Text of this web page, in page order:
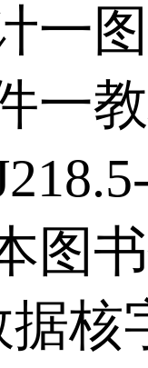
一
一
图
据核